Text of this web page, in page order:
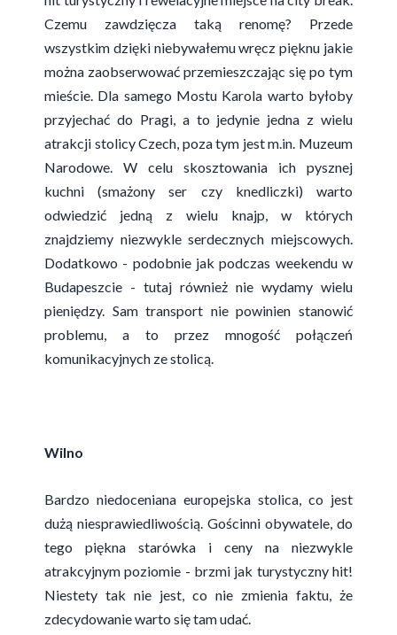
Czemu zawdzięcza taką renomę? Przede
wszystkim dzięki niebywałemu wręcz pięknu jakie
można zaobserwować przemieszczając się po tym
mieście. Dla samego Mostu Karola warto byłoby
przyjechać do Pragi, a to jedynie jedna z wielu
atrakcji stolicy Czech, poza tym jest m.in. Muzeum
Narodowe. W celu skosztowania ich pysznej
kuchni (smażony ser czy knedliczki) warto
odwiedzić jedną z wielu knajp, w których
znajdziemy niezwykle serdecznych miejscowych.
Dodatkowo - podobnie jak podczas weekendu w
Budapeszcie - tutaj również nie wydamy wielu
pieniędzy. Sam transport nie powinien stanowić
problemu, a to przez mnogość połączeń
komunikacyjnych ze stolicą.
Wilno
Bardzo niedoceniana europejska stolica, co jest
dużą niesprawiedliwością. Gościnni obywatele, do
tego piękna starówka i ceny na niezwykle
atrakcyjnym poziomie - brzmi jak turystyczny hit!
Niestety tak nie jest, co nie zmienia faktu, że
zdecydowanie warto się tam udać.